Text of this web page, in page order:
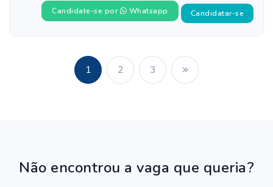
Candidate-se por Whatsapp Candidatar-se
1 2 3
Não encontrou a vaga que queria?